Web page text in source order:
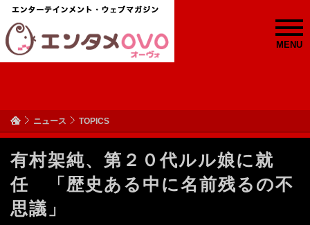
MENU
ニュース TOPICS
有村架純、第２０代ルル娘に就
任 「歴史ある中に名前残るの不
思議」